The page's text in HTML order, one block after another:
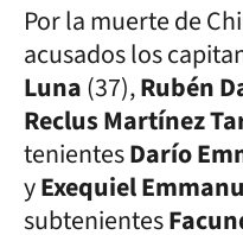
Por la muerte de
acusados los
Luna(37),Rubén
Reclus Martínez
tenientesDarío
yExequiel
subtenientes